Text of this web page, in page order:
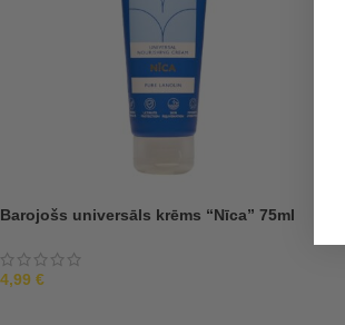
Barojošs universāls krēms “Nīca” 75ml
4,99 €